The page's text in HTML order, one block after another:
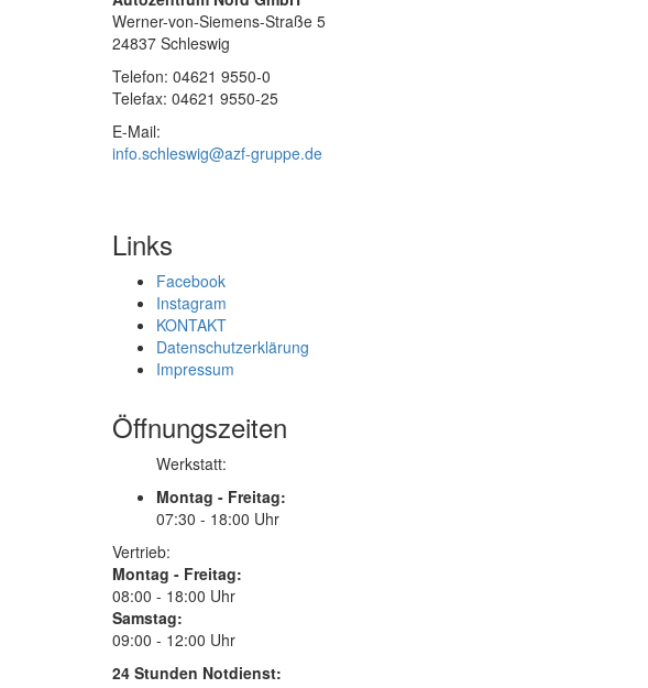
Werner-von-Siemens-Straße 5
24837 Schleswig
Telefon: 04621 9550-0
Telefax: 04621 9550-25
E-Mail:
info.schleswig@azf-gruppe.de
Links
Facebook
Instagram
KONTAKT
Datenschutzerklärung
Impressum
Öffnungszeiten
Werkstatt:
Montag - Freitag:
07:30 - 18:00 Uhr
Vertrieb:
Montag - Freitag:
08:00 - 18:00 Uhr
Samstag:
09:00 - 12:00 Uhr
24 Stunden Notdienst: